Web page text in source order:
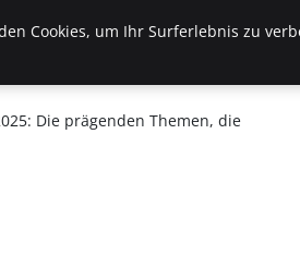
Die prägenden Themen, die
Cookies, um Ihr Surferlebnis zu